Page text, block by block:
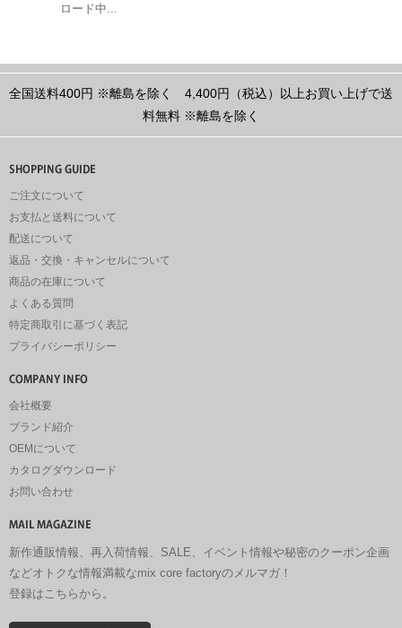
ロード中...
全国送料400円 ※離島を除く
4,400円（税込）以上お買い上げで送
料無料 ※離島を除く
ご注文について
お支払と送料について
配送について
返品・交換・キャンセルについて
商品の在庫について
よくある質問
特定商取引に基づく表記
プライバシーポリシー
会社概要
ブランド紹介
OEMについて
カタログダウンロード
お問い合わせ
新作通販情報、再入荷情報、SALE、イベント情報や秘密のクーポン企画
などオトクな情報満載なmix core factoryのメルマガ！
登録はこちらから。